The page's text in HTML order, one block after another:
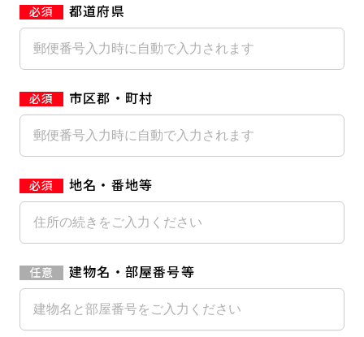
都道府県
市区郡・町村
地名・番地等
建物名・部屋番号等